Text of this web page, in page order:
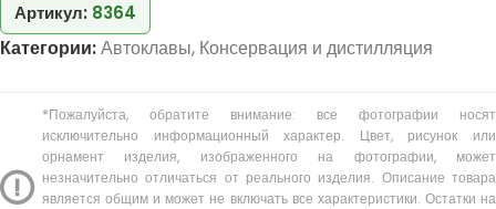
Артикул: 8364
Категории:Автоклавы, Консервация и дистилляция
*Пожалуйста, обратите внимание: все фотографии носят
исключительно информационный характер. Цвет, рисунок или
орнамент изделия, изображенного на фотографии, может
незначительно отличаться от реального изделия. Описание товара
является общим и может не включать все характеристики. Остатки на